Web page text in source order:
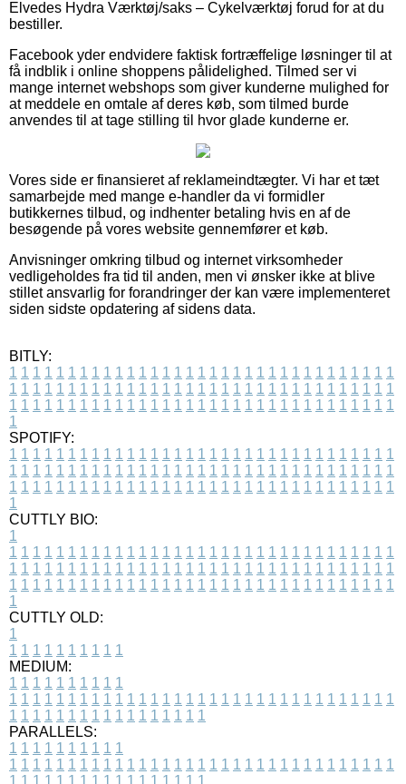
Elvedes Hydra Værktøj/saks – Cykelværktøj forud for at du
bestiller.
Facebook yder endvidere faktisk fortræffelige løsninger til at
få indblik i online shoppens pålidelighed. Tilmed ser vi
mange internet webshops som giver kunderne mulighed for
at meddele en omtale af deres køb, som tilmed burde
anvendes til at tage stilling til hvor glade kunderne er.
Vores side er finansieret af reklameindtægter. Vi har et tæt
samarbejde med mange e-handler da vi formidler
butikkernes tilbud, og indhenter betaling hvis en af de
besøgende på vores website gennemfører et køb.
Anvisninger omkring tilbud og internet virksomheder
vedligeholdes fra tid til anden, men vi ønsker ikke at blive
stillet ansvarlig for forandringer der kan være implementeret
siden sidste opdatering af sidens data.
BITLY:
1 1 1 1 1 1 1 1 1 1 1 1 1 1 1 1 1 1 1 1 1 1 1 1 1 1 1 1 1 1 1 1 1
1 1 1 1 1 1 1 1 1 1 1 1 1 1 1 1 1 1 1 1 1 1 1 1 1 1 1 1 1 1 1 1 1
1 1 1 1 1 1 1 1 1 1 1 1 1 1 1 1 1 1 1 1 1 1 1 1 1 1 1 1 1 1 1 1 1
1
SPOTIFY:
1 1 1 1 1 1 1 1 1 1 1 1 1 1 1 1 1 1 1 1 1 1 1 1 1 1 1 1 1 1 1 1 1
1 1 1 1 1 1 1 1 1 1 1 1 1 1 1 1 1 1 1 1 1 1 1 1 1 1 1 1 1 1 1 1 1
1 1 1 1 1 1 1 1 1 1 1 1 1 1 1 1 1 1 1 1 1 1 1 1 1 1 1 1 1 1 1 1 1
1
CUTTLY BIO:
1
1 1 1 1 1 1 1 1 1 1 1 1 1 1 1 1 1 1 1 1 1 1 1 1 1 1 1 1 1 1 1 1 1
1 1 1 1 1 1 1 1 1 1 1 1 1 1 1 1 1 1 1 1 1 1 1 1 1 1 1 1 1 1 1 1 1
1 1 1 1 1 1 1 1 1 1 1 1 1 1 1 1 1 1 1 1 1 1 1 1 1 1 1 1 1 1 1 1 1
1
CUTTLY OLD:
1
1 1 1 1 1 1 1 1 1 1
MEDIUM:
1 1 1 1 1 1 1 1 1 1
1 1 1 1 1 1 1 1 1 1 1 1 1 1 1 1 1 1 1 1 1 1 1 1 1 1 1 1 1 1 1 1 1
1 1 1 1 1 1 1 1 1 1 1 1 1 1 1 1 1
PARALLELS:
1 1 1 1 1 1 1 1 1 1
1 1 1 1 1 1 1 1 1 1 1 1 1 1 1 1 1 1 1 1 1 1 1 1 1 1 1 1 1 1 1 1 1
1 1 1 1 1 1 1 1 1 1 1 1 1 1 1 1 1